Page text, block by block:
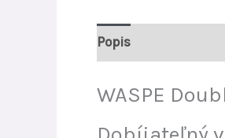
Popis
WASPE